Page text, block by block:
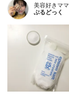
美容好きママ
ぶるどっく